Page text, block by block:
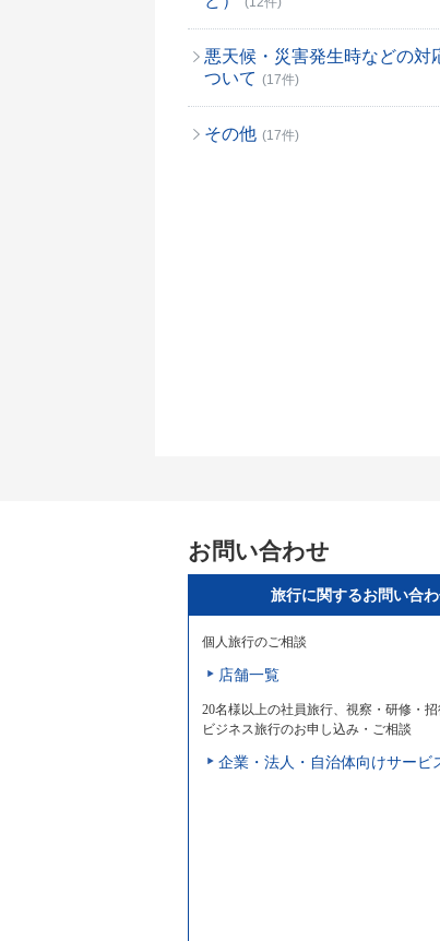
悪天候・災害発生時などの対
ついて (17件)
その他 (17件)
お問い合わせ
旅行に関するお問い合
個人旅行のご相談
店舗一覧
20名様以上の社員旅行、視察・研修・
ビジネス旅行のお申し込み・ご相談
企業・法人・自治体向けサービ